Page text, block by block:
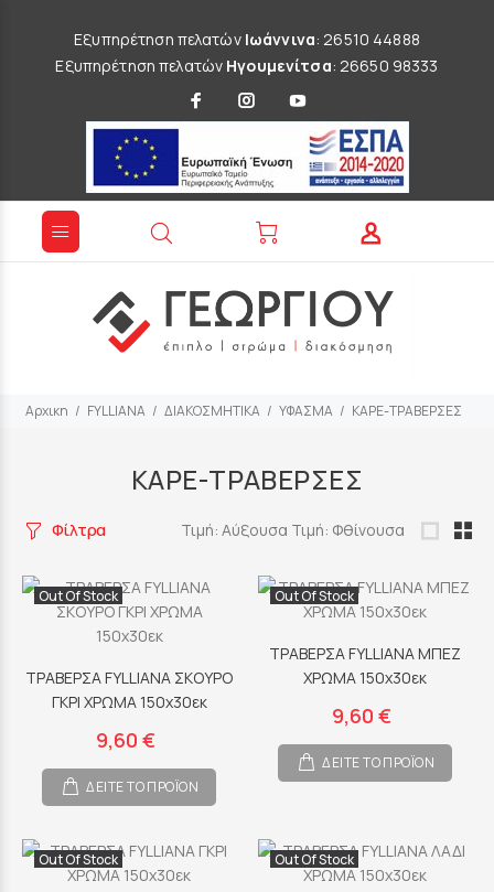
Εξυπηρέτηση πελατών Ιωάννινα: 26510 44888
Εξυπηρέτηση πελατών Ηγουμενίτσα: 26650 98333
Αρχικη FYLLIANA ΔΙΑΚΟΣΜΗΤΙΚΑ ΥΦΑΣΜΑ ΚΑΡΕ-ΤΡΑΒΕΡΣΕΣ
ΚΑΡΕ-ΤΡΑΒΕΡΣΕΣ
Φίλτρα Τιμή: Αύξουσα Τιμή: Φθίνουσα
Out Of Stock
ΤΡΑΒΕΡΣΑ FYLLIANA ΣΚΟΥΡΟ
ΓΚΡΙ ΧΡΩΜΑ 150x30εκ
9,60 €
ΔΕΙΤΕ ΤΟ ΠΡΟΪΟΝ
Out Of Stock
ΤΡΑΒΕΡΣΑ FYLLIANA ΜΠΕΖ
ΧΡΩΜΑ 150x30εκ
9,60 €
ΔΕΙΤΕ ΤΟ ΠΡΟΪΟΝ
Out Of Stock Out Of Stock